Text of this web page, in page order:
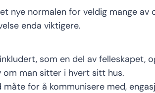
nye normalen for veldig mange av
enda viktigere.
som en del av felleskapet,
man sitter i hvert sitt hus.
måte for å kommunisere med,